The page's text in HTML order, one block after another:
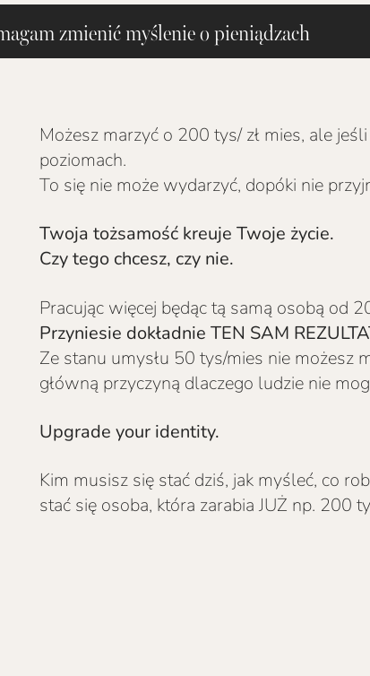
zmienić myślenie o
Możesz marzyć o 200 tys/ zł mies, ale
poziomach.
To się nie może wydarzyć, dopóki nie
Twoja tożsamość kreuje Twoje życie.
Czy tego chcesz, czy nie.
Pracując więcej będąc tą samą osobą od
Przyniesie dokładnie TEN SAM
Ze stanu umysłu 50 tys/mies nie możesz
główną przyczyną dlaczego ludzie nie
Upgrade your identity.
Kim musisz się stać dziś, jak myśleć, co
stać się osoba, która zarabia JUŻ np. 200